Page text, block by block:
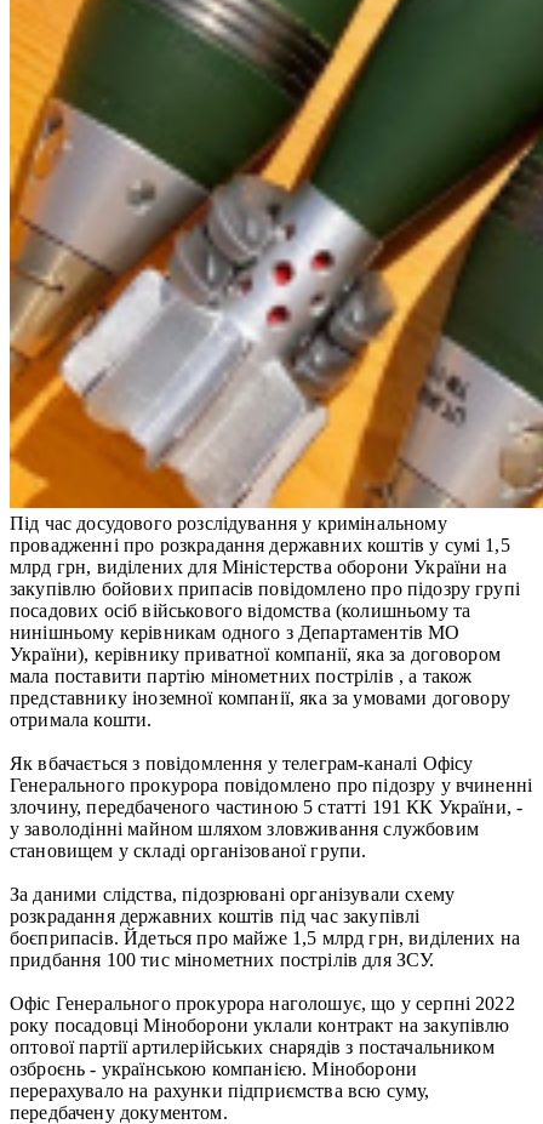
Під час досудового розслідування у кримінальному
провадженні про розкрадання державних коштів у сумі 1,5
млрд грн, виділених для Міністерства оборони України на
закупівлю бойових припасів повідомлено про підозру групі
посадових осіб військового відомства (колишньому та
нинішньому керівникам одного з Департаментів МО
України), керівнику приватної компанії, яка за договором
мала поставити партію мінометних пострілів , а також
представнику іноземної компанії, яка за умовами договору
отримала кошти.
Як вбачається з повідомлення у телеграм-каналі Офісу
Генерального прокурора повідомлено про підозру у вчиненні
злочину, передбаченого частиною 5 статті 191 КК України, -
у заволодінні майном шляхом зловживання службовим
становищем у складі організованої групи.
За даними слідства, підозрювані організували схему
розкрадання державних коштів під час закупівлі
боєприпасів. Йдеться про майже 1,5 млрд грн, виділених на
придбання 100 тис мінометних пострілів для ЗСУ.
Офіс Генерального прокурора наголошує, що у серпні 2022
року посадовці Міноборони уклали контракт на закупівлю
оптової партії артилерійських снарядів з постачальником
озброєнь - українською компанією. Міноборони
перерахувало на рахунки підприємства всю суму,
передбачену документом.